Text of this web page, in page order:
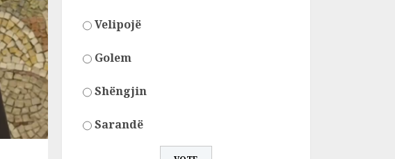
Velipojë
Golem
Shëngjin
Sarandë